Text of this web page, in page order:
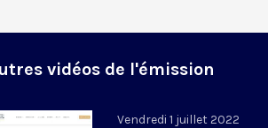
vidéos de l'émission
Vendredi 1 juillet 2022